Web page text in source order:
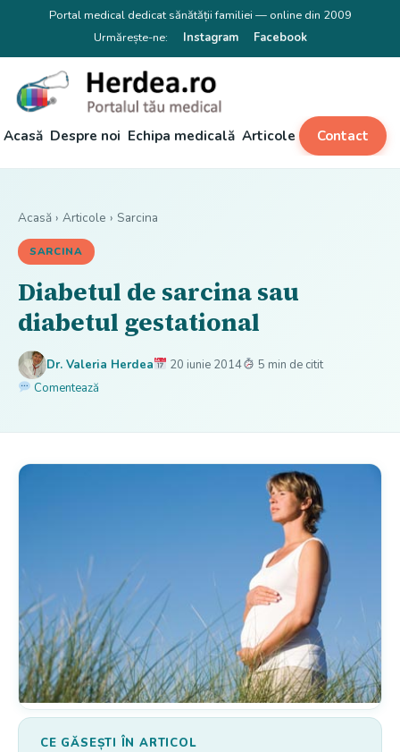
Portal medical dedicat sănătății familiei — online din 2009
Urmărește-ne:
Instagram Facebook
Acasă Despre noi Echipa medicală Articole Contact
Acasă › Articole › Sarcina
SARCINA
Diabetul de sarcina sau
diabetul gestational
Dr. Valeria Herdea 20 iunie 2014
5 min de citit
Comentează
CE GĂSEȘTI ÎN ARTICOL